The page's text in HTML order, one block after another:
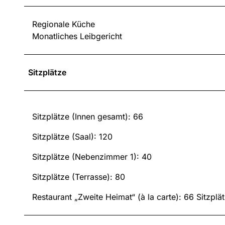
Regionale Küche
Monatliches Leibgericht
Sitzplätze
Sitzplätze (Innen gesamt): 66
Sitzplätze (Saal): 120
Sitzplätze (Nebenzimmer 1): 40
Sitzplätze (Terrasse): 80
Restaurant „Zweite Heimat“ (à la carte): 66